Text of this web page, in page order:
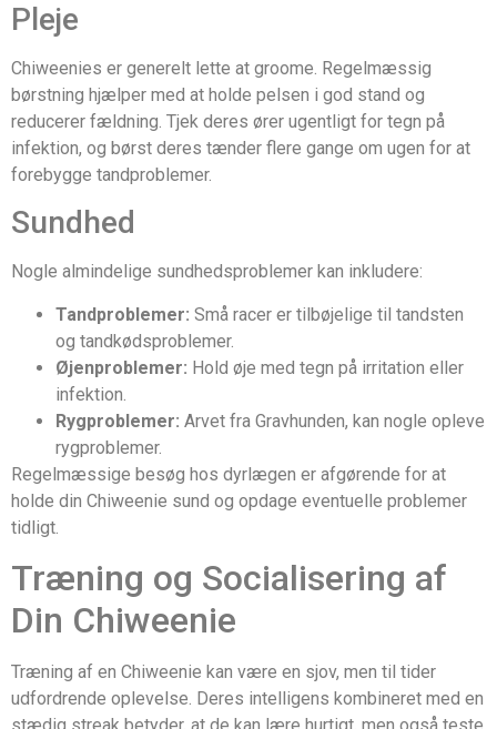
Pleje
Chiweenies er generelt lette at groome. Regelmæssig
børstning hjælper med at holde pelsen i god stand og
reducerer fældning. Tjek deres ører ugentligt for tegn på
infektion, og børst deres tænder flere gange om ugen for at
forebygge tandproblemer.
Sundhed
Nogle almindelige sundhedsproblemer kan inkludere:
Tandproblemer: Små racer er tilbøjelige til tandsten
og tandkødsproblemer.
Øjenproblemer: Hold øje med tegn på irritation eller
infektion.
Rygproblemer: Arvet fra Gravhunden, kan nogle opleve
rygproblemer.
Regelmæssige besøg hos dyrlægen er afgørende for at
holde din Chiweenie sund og opdage eventuelle problemer
tidligt.
Træning og Socialisering af
Din Chiweenie
Træning af en Chiweenie kan være en sjov, men til tider
udfordrende oplevelse. Deres intelligens kombineret med en